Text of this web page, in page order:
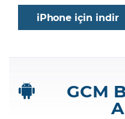
iPhone için indir
GCM